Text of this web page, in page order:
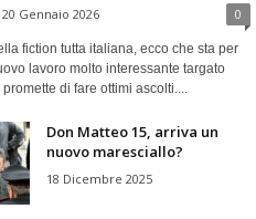
20 Gennaio 2026 0
fiction tutta italiana, ecco che sta per
lavoro molto interessante targato
di fare ottimi ascolti....
Don Matteo 15, arriva un
nuovo maresciallo?
18 Dicembre 2025